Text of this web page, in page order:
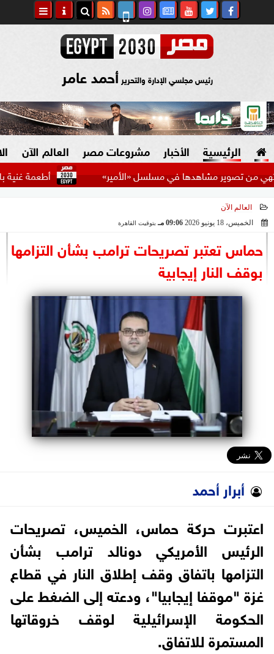
رئيس مجلسي الإدارة والتحرير أحمد عامر
الرئيسية الأخبار
السياسة
الرئاسة
البرلمان
الوزارات
الأحزاب
مشروعات مصر
صنع في مصر
العالم الآن
أطعمة غنية بالأوميجا 3.. تعرف على أفضل المصادر مشاهدها في مسلسل «الأمير»
العالم الآن
الخميس، 18 يونيو 2026
09:06 مـ بتوقيت القاهرة
حماس تعتبر تصريحات ترامب بشأن التزامها
بوقف النار إيجابية
أبرار أحمد
اعتبرت حركة حماس، الخميس، تصريحات
الرئيس الأمريكي دونالد ترامب بشأن
التزامها باتفاق وقف إطلاق النار في قطاع
غزة "موقفا إيجابيا"، ودعته إلى الضغط على
الحكومة الإسرائيلية لوقف خروقاتها
المستمرة للاتفاق.